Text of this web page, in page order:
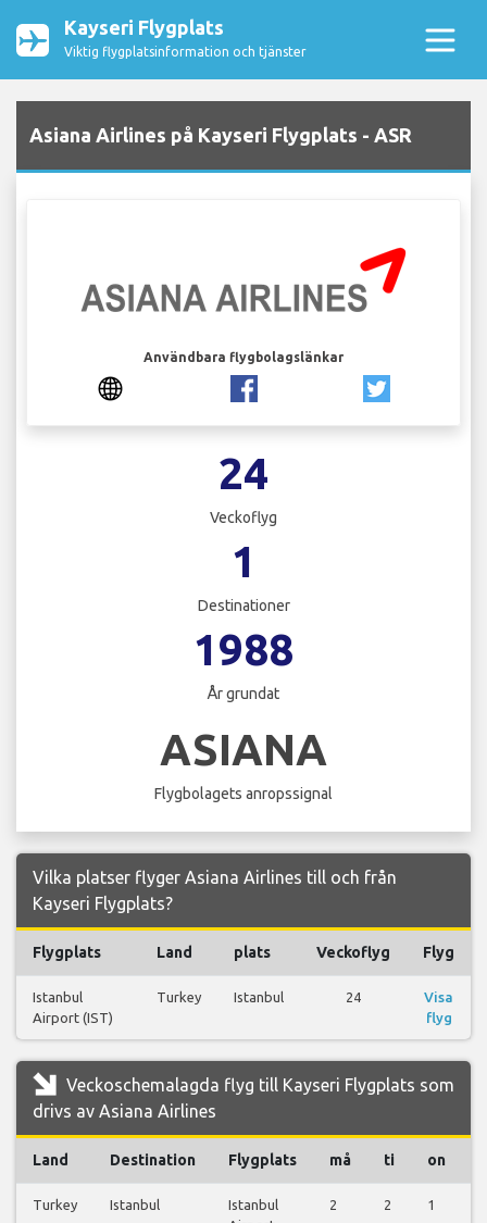
Kayseri Flygplats
Viktig flygplatsinformation och tjänster
Asiana Airlines på Kayseri Flygplats - ASR
Användbara flygbolagslänkar
24
Veckoflyg
1
Destinationer
1988
År grundat
ASIANA
Flygbolagets anropssignal
Vilka platser flyger Asiana Airlines till och från
Kayseri Flygplats?
Flygplats Land plats Veckoflyg Flyg
Istanbul
Airport (IST)
Turkey Istanbul 24
Visa
flyg
Veckoschemalagda flyg till Kayseri Flygplats som
drivs av Asiana Airlines
Land Destination Flygplats må ti on
Turkey Istanbul
Istanbul
2 2 1